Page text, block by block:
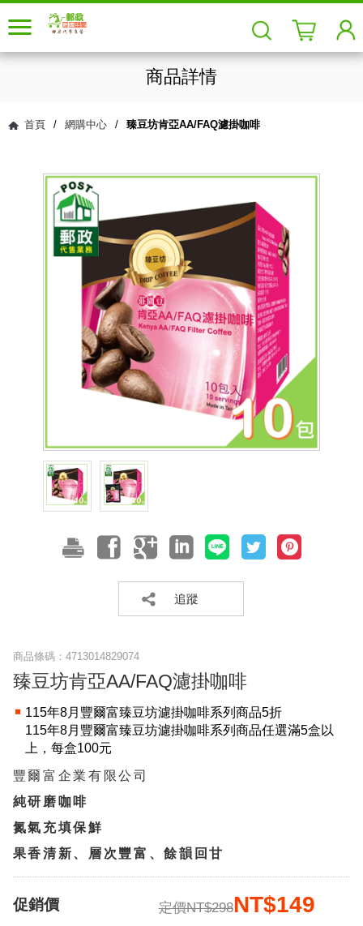
商品詳情
首頁 / 網購中心 / 臻豆坊肯亞AA/FAQ濾掛咖啡
追蹤
商品條碼： 4713014829074
臻豆坊肯亞AA/FAQ濾掛咖啡
115年8月豐爾富臻豆坊濾掛咖啡系列商品5折
115年8月豐爾富臻豆坊濾掛咖啡系列商品任選滿5盒以
上，每盒100元
豐爾富企業有限公司
純研磨咖啡
氮氣充填保鮮
果香清新、層次豐富、餘韻回甘
促銷價 NT$149
定價NT$298